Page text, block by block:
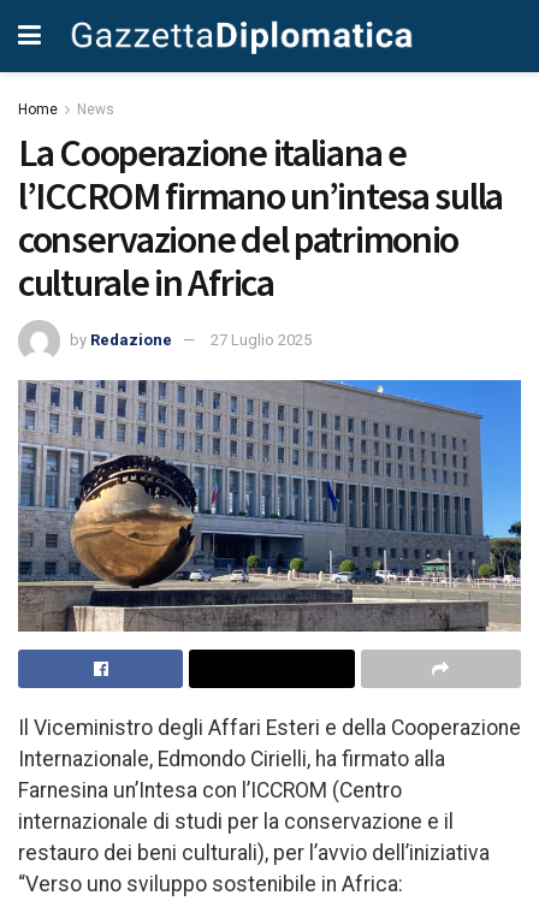
Home News
La Cooperazione italiana e
l’ICCROM firmano un’intesa sulla
conservazione del patrimonio
culturale in Africa
by Redazione 27 Luglio 2025
Il Viceministro degli Affari Esteri e della Cooperazione
Internazionale, Edmondo Cirielli, ha firmato alla
Farnesina un’Intesa con l’ICCROM (Centro
internazionale di studi per la conservazione e il
restauro dei beni culturali), per l’avvio dell’iniziativa
“Verso uno sviluppo sostenibile in Africa: